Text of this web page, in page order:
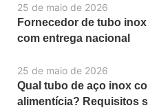
25 de maio de 2026
Fornecedor de tubo
com entrega nacional
25 de maio de 2026
Qual tubo de aço inox
alimentícia? Requisitos